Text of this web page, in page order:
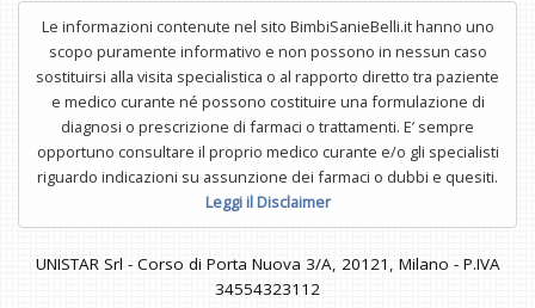
Le informazioni contenute nel sito BimbiSanieBelli.it hanno uno
scopo puramente informativo e non possono in nessun caso
sostituirsi alla visita specialistica o al rapporto diretto tra paziente
e medico curante né possono costituire una formulazione di
diagnosi o prescrizione di farmaci o trattamenti. E’ sempre
opportuno consultare il proprio medico curante e/o gli specialisti
riguardo indicazioni su assunzione dei farmaci o dubbi e quesiti.
Leggi il Disclaimer
UNISTAR Srl - Corso di Porta Nuova 3/A, 20121, Milano - P.IVA
34554323112